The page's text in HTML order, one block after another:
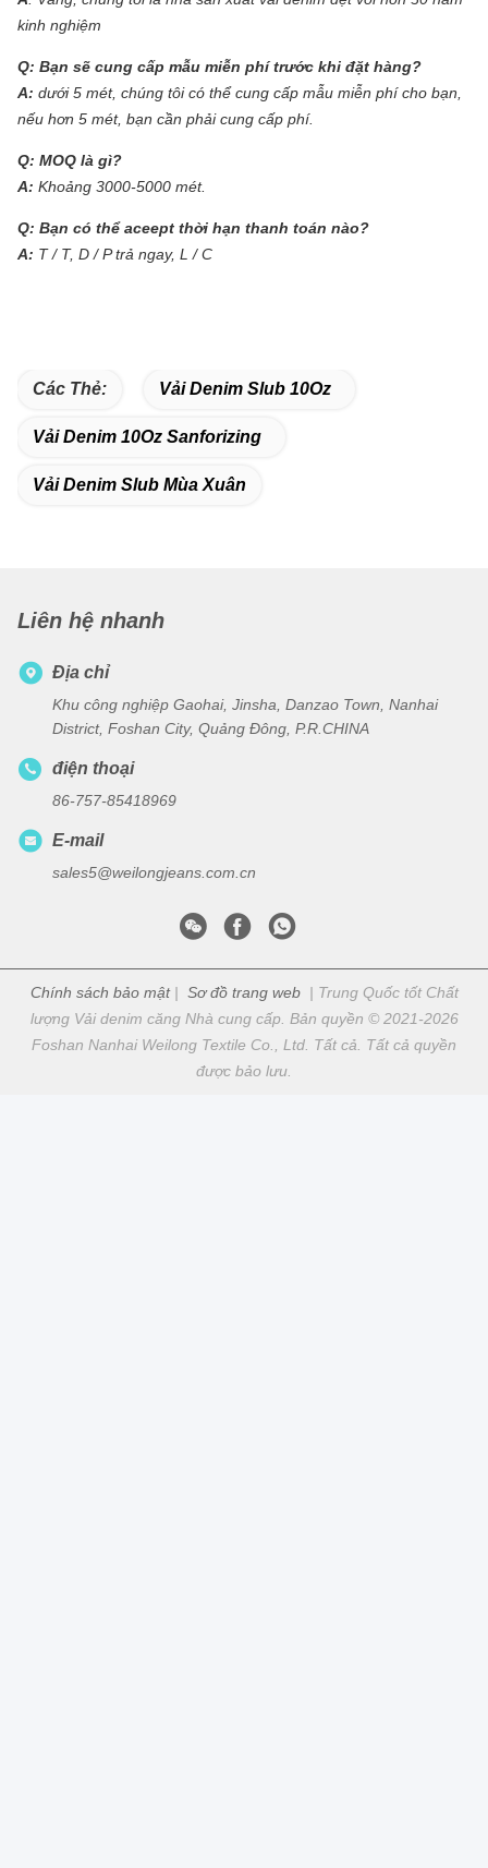
kinh nghiệm
Q: Bạn sẽ cung cấp mẫu miễn phí trước khi đặt hàng?
A: dưới 5 mét, chúng tôi có thể cung cấp mẫu miễn phí cho bạn,
nếu hơn 5 mét, bạn cần phải cung cấp phí.
Q: MOQ là gì?
A: Khoảng 3000-5000 mét.
Q: Bạn có thể aceept thời hạn thanh toán nào?
A: T / T, D / P trả ngay, L / C
Các Thẻ: Vải Denim Slub 10Oz
Vải Denim 10Oz Sanforizing
Vải Denim Slub Mùa Xuân
Liên hệ nhanh
Địa chỉ
Khu công nghiệp Gaohai, Jinsha, Danzao Town, Nanhai
District, Foshan City, Quảng Đông, P.R.CHINA
điện thoại
86-757-85418969
E-mail
sales5@weilongjeans.com.cn
Chính sách bảo mật| Sơ đồ trang web| Trung Quốc tốt Chất
lượng Vải denim căng Nhà cung cấp. Bản quyền © 2021-2026
Foshan Nanhai Weilong Textile Co., Ltd. Tất cả. Tất cả quyền
được bảo lưu.